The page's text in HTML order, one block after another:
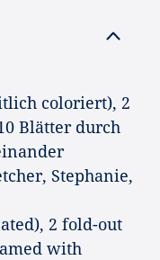
coloriert), 2
Blätter durch
Stephanie,
2 fold-out
with